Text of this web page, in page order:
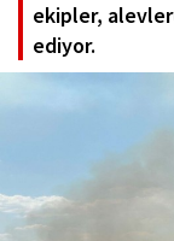
ekipler,
ediyor.